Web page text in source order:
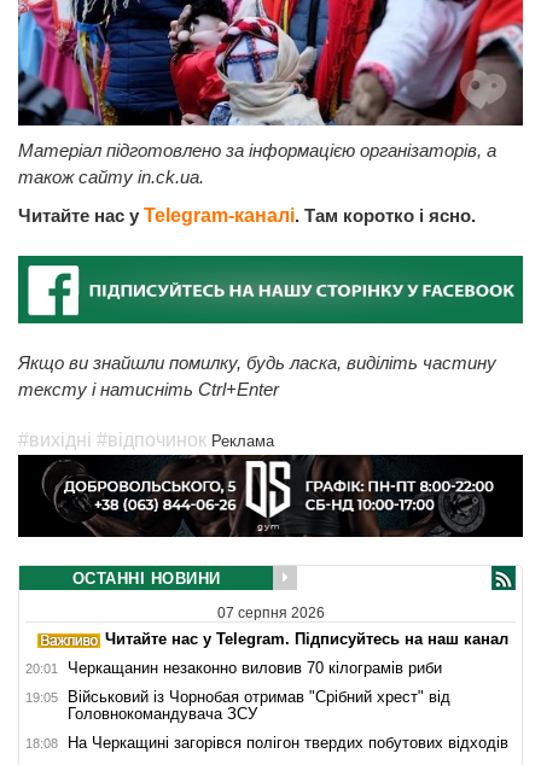
Матеріал підготовлено за інформацією організаторів, а
також сайту in.ck.ua.
Читайте нас у Telegram-каналі. Там коротко і ясно.
Якщо ви знайшли помилку, будь ласка, виділіть частину
тексту і натисніть Ctrl+Enter
#вихідні #відпочинок Реклама
ОСТАННІ НОВИНИ
07 серпня 2026
Читайте нас у Telegram. Підписуйтесь на наш канал
20:01 Черкащанин незаконно виловив 70 кілограмів риби
19:05
Військовий із Чорнобая отримав "Срібний хрест" від
Головнокомандувача ЗСУ
18:08 На Черкащині загорівся полігон твердих побутових відходів